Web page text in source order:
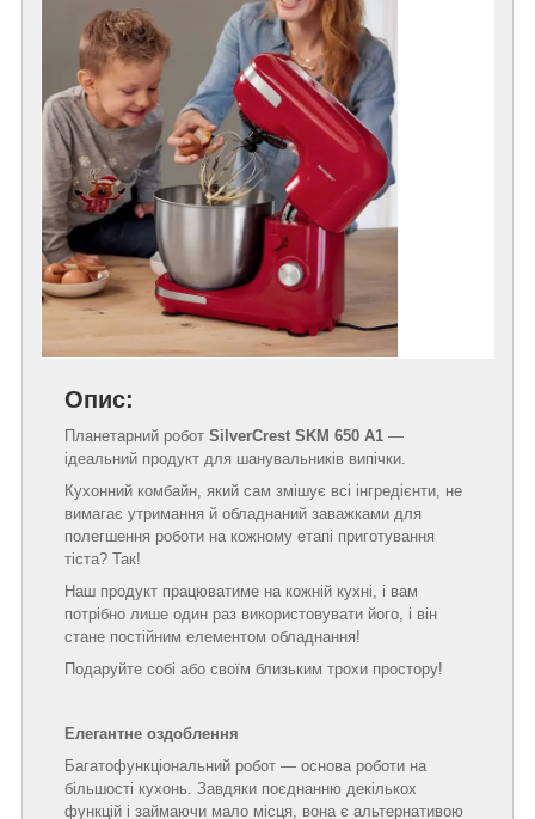
Опис:
Планетарний робот SilverCrest SKM 650 A1 —
ідеальний продукт для шанувальників випічки.
Кухонний комбайн, який сам змішує всі інгредієнти, не
вимагає утримання й обладнаний заважками для
полегшення роботи на кожному етапі приготування
тіста? Так!
Наш продукт працюватиме на кожній кухні, і вам
потрібно лише один раз використовувати його, і він
стане постійним елементом обладнання!
Подаруйте собі або своїм близьким трохи простору!
Елегантне оздоблення
Багатофункціональний робот — основа роботи на
більшості кухонь. Завдяки поєднанню декількох
функцій і займаючи мало місця, вона є альтернативою